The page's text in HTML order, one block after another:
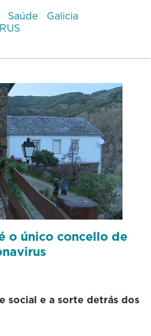
Saúde
Galicia
o único concello de
social e a sorte detrás dos